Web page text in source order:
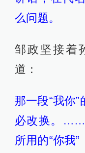
么问题。
邹政坚接着
道：
那一段“我你
必改换。……
所用的“你我